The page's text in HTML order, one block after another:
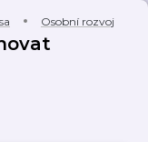
Osobní rozvoj